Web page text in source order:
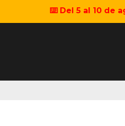
⌨️ Del 5 al 10 de